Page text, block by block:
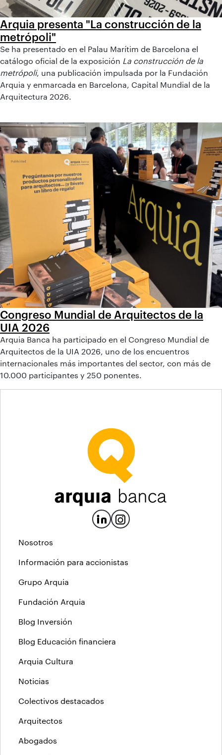
Arquia presenta "La construcción de la
metrópoli"
Se ha presentado en el Palau Marítim de Barcelona el
catálogo oficial de la exposición La construcción de la
metrópoli, una publicación impulsada por la Fundación
Arquia y enmarcada en Barcelona, Capital Mundial de la
Arquitectura 2026.
Congreso Mundial de Arquitectos de la
UIA 2026
Arquia Banca ha participado en el Congreso Mundial de
Arquitectos de la UIA 2026, uno de los encuentros
internacionales más importantes del sector, con más de
10.000 participantes y 250 ponentes.
Nosotros
Información para accionistas
Grupo Arquia
Fundación Arquia
Blog Inversión
Blog Educación financiera
Arquia Cultura
Noticias
Colectivos destacados
Arquitectos
Abogados